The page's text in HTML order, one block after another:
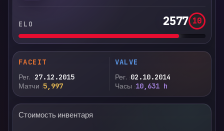
ELO 2577 10
FACEIT
Рег. 27.12.2015
Матчи 5,997
VALVE
Рег. 02.10.2014
Часы 10,631 h
Стоимость инвентаря